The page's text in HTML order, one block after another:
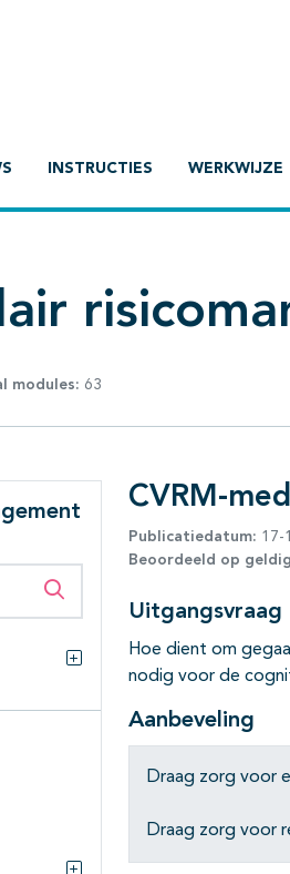
INSTRUCTIES WERKWIJZE
modules: 63
Zoeken binnen deze
Alles openklappen
CVRM-
Publicatiedatum: 17-
Beoordeeld op
Uitgangsvraag
Hoe dient om
nodig voor de
Aanbeveling
Draag zorg voor
Draag zorg voor